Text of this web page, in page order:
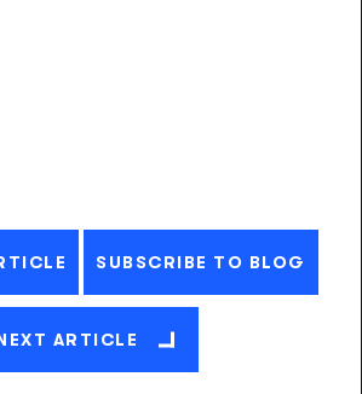
SUBSCRIBE TO BLOG
ARTICLE